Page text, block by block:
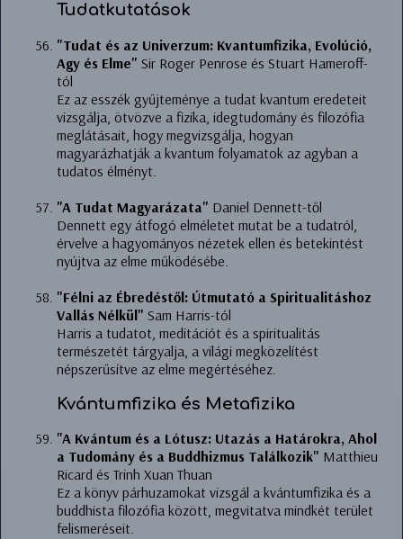
Tudatkutatások
"Tudat és az Univerzum: Kvantumfizika, Evolúció,
Agy és Elme" Sir Roger Penrose és Stuart Hameroff-
tól
Ez az esszék gyűjteménye a tudat kvantum eredeteit
vizsgálja, ötvözve a fizika, idegtudomány és filozófia
meglátásait, hogy megvizsgálja, hogyan
magyarázhatják a kvantum folyamatok az agyban a
tudatos élményt.
"A Tudat Magyarázata" Daniel Dennett-től
Dennett egy átfogó elméletet mutat be a tudatról,
érvelve a hagyományos nézetek ellen és betekintést
nyújtva az elme működésébe.
"Félni az Ébredéstől: Útmutató a Spiritualitáshoz
Vallás Nélkül" Sam Harris-tól
Harris a tudatot, meditációt és a spiritualitás
természetét tárgyalja, a világi megközelítést
népszerűsítve az elme megértéséhez.
Kvántumfizika és Metafizika
"A Kvántum és a Lótusz: Utazás a Határokra, Ahol
a Tudomány és a Buddhizmus Találkozik" Matthieu
Ricard és Trinh Xuan Thuan
Ez a könyv párhuzamokat vizsgál a kvántumfizika és a
buddhista filozófia között, megvitatva mindkét terület
felismeréseit.